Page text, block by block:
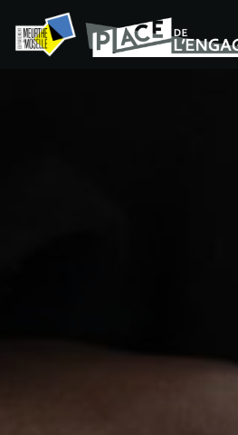
Panneau de gestion des cookies